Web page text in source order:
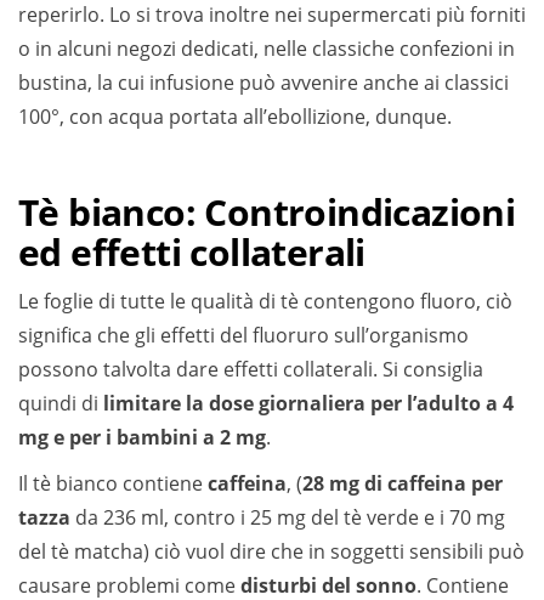
reperirlo. Lo si trova inoltre nei supermercati più forniti
o in alcuni negozi dedicati, nelle classiche confezioni in
bustina, la cui infusione può avvenire anche ai classici
100°, con acqua portata all’ebollizione, dunque.
Tè bianco: Controindicazioni
ed effetti collaterali
Le foglie di tutte le qualità di tè contengono fluoro, ciò
significa che gli effetti del fluoruro sull’organismo
possono talvolta dare effetti collaterali. Si consiglia
quindi di limitare la dose giornaliera per l’adulto a 4
mg e per i bambini a 2 mg.
Il tè bianco contienecaffeina, (28 mg di caffeina per
tazza da 236 ml, contro i 25 mg del tè verde e i 70 mg
del tè matcha) ciò vuol dire che in soggetti sensibili può
causare problemi comedisturbi del sonno. Contiene